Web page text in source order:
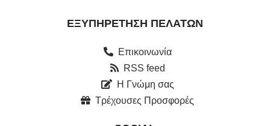
ΕΞΥΠΗΡΈΤΗΣΗ ΠΕΛΑΤΏΝ
Επικοινωνία
RSS feed
Η Γνώμη σας
Τρέχουσες Προσφορές